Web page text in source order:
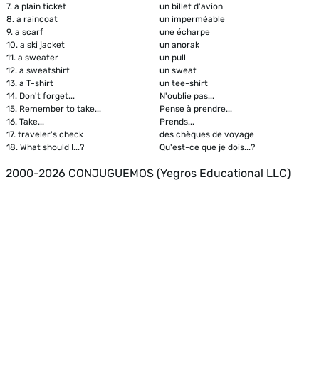
7. a plain ticket
un billet d'avion
8. a raincoat
un imperméable
9. a scarf
une écharpe
10. a ski jacket
un anorak
11. a sweater
un pull
12. a sweatshirt
un sweat
13. a T-shirt
un tee-shirt
14. Don't forget...
N'oublie pas...
15. Remember to take...
Pense à prendre...
16. Take...
Prends...
17. traveler's check
des chèques de voyage
18. What should I...? Qu'est-ce que je dois...?
2000-2026 CONJUGUEMOS (Yegros Educational LLC)